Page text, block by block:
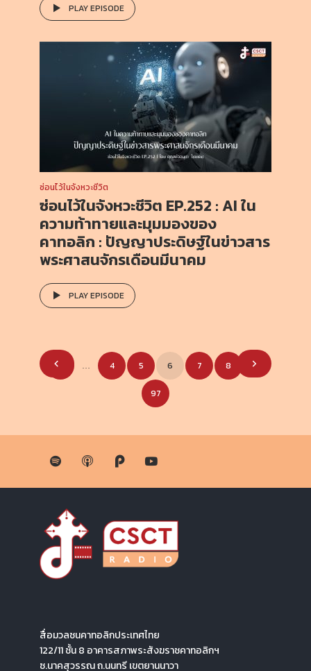
PLAY EPISODE
ซ่อนไว้ในจังหวะชีวิต
ซ่อนไว้ในจังหวะชีวิต EP.252 : AI ใน
ความท้าทายและมุมมองของ
คาทอลิก : ปัญญาประดิษฐ์ในข่าวสาร
พระศาสนจักรเดือนมีนาคม
PLAY EPISODE
Posts
pagination
4 5 6 7 8 …
97
สื่อมวลชนคาทอลิกประเทศไทย
122/11 ชั้น 8 อาคารสภาพระสังฆราชคาทอลิกฯ
ซ.นาคสุวรรณ ถ.นนทรี เขตยานนาวา